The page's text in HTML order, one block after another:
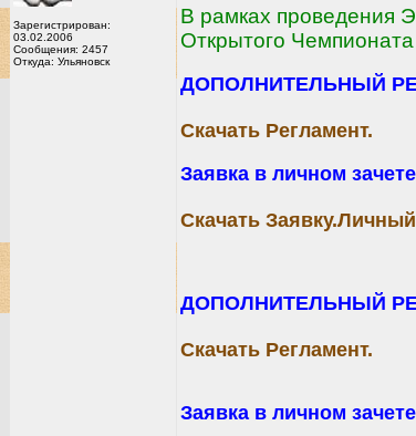
Зарегистрирован:
03.02.2006
Сообщения: 2457
Откуда: Ульяновск
В рамках проведения
Открытого
ДОПОЛНИТЕЛЬНЫЙ
Скачать Регламент.
Заявка в личном
Скачать Заявку.Личный
ДОПОЛНИТЕЛЬНЫЙ
Скачать Регламент.
Заявка в личном